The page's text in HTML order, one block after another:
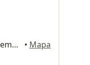
R. dos Pariquis, 2999 - SALA 405 - Cremação, Belém do Pará • Mapa